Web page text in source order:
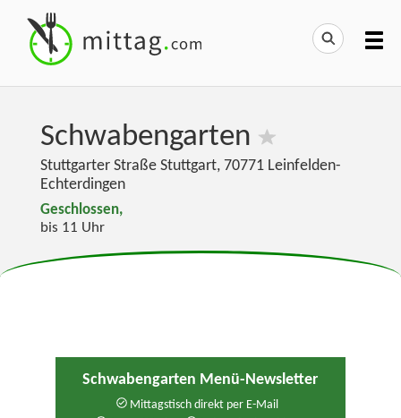
Schwabengarten
Stuttgarter Straße Stuttgart, 70771 Leinfelden-
Echterdingen
Geschlossen,
bis 11 Uhr
Schwabengarten Menü-Newsletter
Mittagstisch direkt per E-Mail